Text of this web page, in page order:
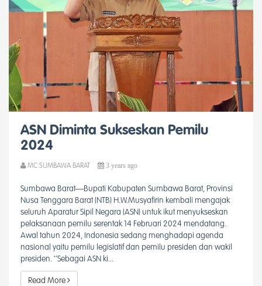
ASN Diminta Sukseskan Pemilu
2024
MC SUMBAWA BARAT 3 years ago
Sumbawa Barat—Bupati Kabupaten Sumbawa Barat, Provinsi
Nusa Tenggara Barat (NTB) H.W.Musyafirin kembali mengajak
seluruh Aparatur Sipil Negara (ASN) untuk ikut menyukseskan
pelaksanaan pemilu serentak 14 Februari 2024 mendatang.
Awal tahun 2024, Indonesia sedang menghadapi agenda
nasional yaitu pemilu legislatif dan pemilu presiden dan wakil
presiden. ‘’Sebagai ASN ki...
Read More